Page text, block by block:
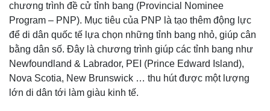
chương trình đề cử tỉnh bang (Provincial Nominee
Program – PNP). Mục tiêu của PNP là tạo thêm động lực
để di dân quốc tế lựa chọn những tỉnh bang nhỏ, giúp cân
bằng dân số. Đây là chương trình giúp các tỉnh bang như
Newfoundland & Labrador, PEI (Prince Edward Island),
Nova Scotia, New Brunswick … thu hút được một lượng
lớn di dân tới làm giàu kinh tế.